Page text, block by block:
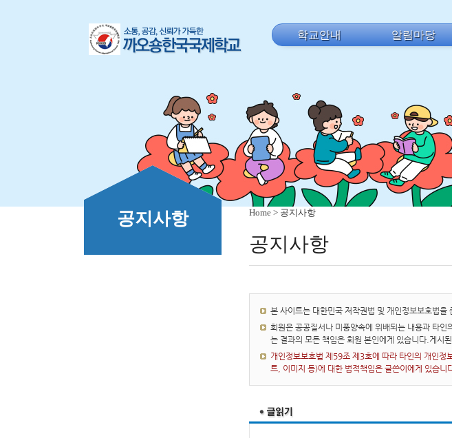
학교안내 알림마당
공지사항 Home > 공지사항
공지사항
본 사이트는 대한민국 저작권법 및 개인정보보호법을
회원은 공공질서나 미풍양속에 위배되는 내용과 타
는 결과의 모든 책임은 회원 본인에게 있습니다.게시
개인정보보호법 제59조 제3호에 따라 타인의 개인
트, 이미지 등)에 대한 법적책임은 글쓴이에게 있습니